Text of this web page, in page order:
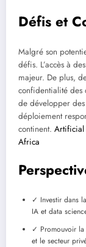
Défis et
Malgré son
défis. L’accès à
majeur. De plus,
confidentialité des
de développer
déploiement
continent. Artificial
Africa
✓ Investir dans
IA et data
✓ Promouvoir la
et le secteur